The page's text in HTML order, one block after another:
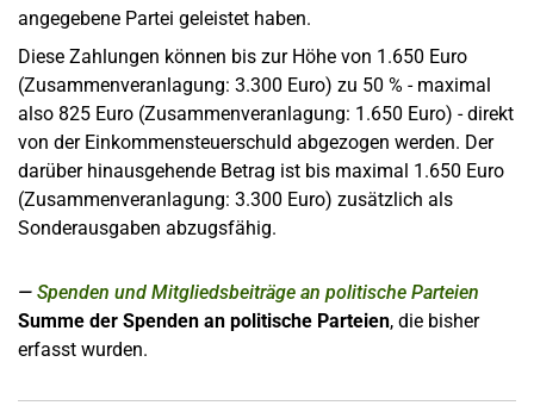
angegebene Partei geleistet haben.
Diese Zahlungen können bis zur Höhe von 1.650 Euro
(Zusammenveranlagung: 3.300 Euro) zu 50 % - maximal
also 825 Euro (Zusammenveranlagung: 1.650 Euro) - direkt
von der Einkommensteuerschuld abgezogen werden. Der
darüber hinausgehende Betrag ist bis maximal 1.650 Euro
(Zusammenveranlagung: 3.300 Euro) zusätzlich als
Sonderausgaben abzugsfähig.
Spenden und Mitgliedsbeiträge an politische Parteien
Summe der Spenden an politische Parteien, die bisher
erfasst wurden.